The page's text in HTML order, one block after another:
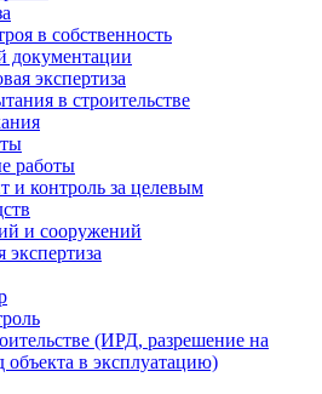
в собственность
документации
экспертиза
в строительстве
работы
и контроль за целевым
и сооружений
экспертиза
(ИРД, разрешение на
объекта в эксплуатацию)